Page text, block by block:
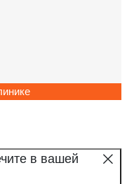
в вашей